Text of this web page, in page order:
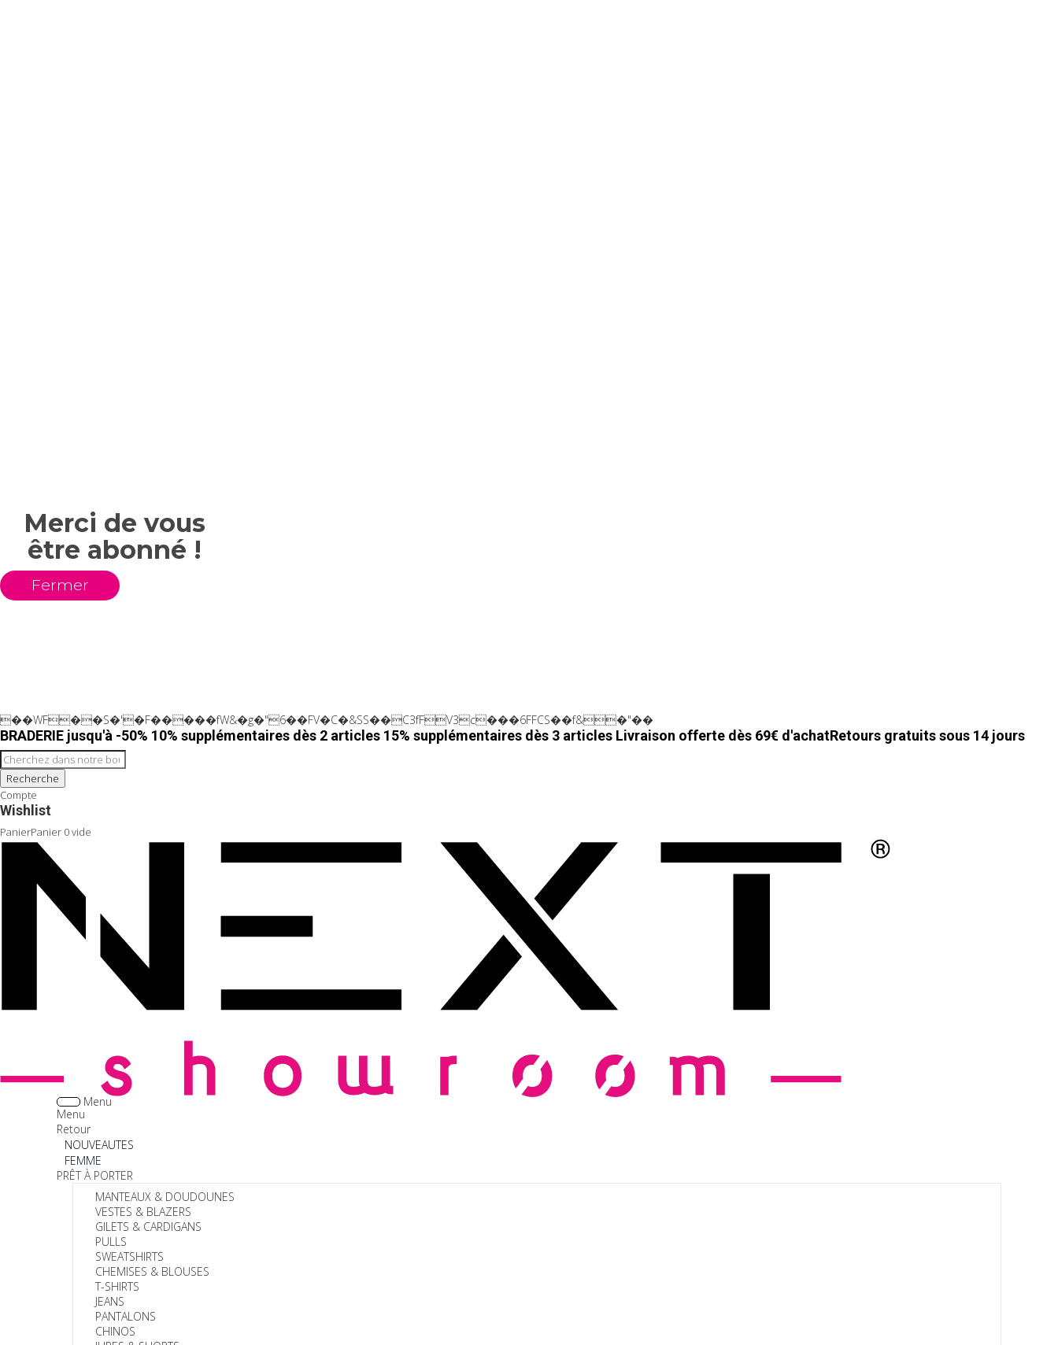
Merci de vous
être abonné !
Fermer
��WF��S�'�F�����fW&�g�"6��FV�C�&SS��C3fFV3c���6FFCS��f&�"��
BRADERIE jusqu'à -50% 10% supplémentaires dès 2 articles 15% supplémentaires dès 3 articles Livraison offerte dès 69€ d'achatRetours gratuits sous 14 jours
Recherche
Compte
Wishlist
PanierPanier 0vide
Menu
Menu
Retour
NOUVEAUTES
FEMME
PRÊT À PORTER
MANTEAUX & DOUDOUNES
VESTES & BLAZERS
GILETS & CARDIGANS
PULLS
SWEATSHIRTS
CHEMISES & BLOUSES
T-SHIRTS
JEANS
PANTALONS
CHINOS